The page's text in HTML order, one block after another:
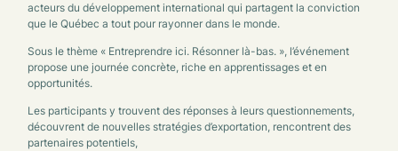
acteurs du développement international qui partagent la conviction
que le Québec a tout pour rayonner dans le monde.
Sous le thème « Entreprendre ici. Résonner là-bas. », l’événement
propose une journée concrète, riche en apprentissages et en
opportunités.
Les participants y trouvent des réponses à leurs questionnements,
découvrent de nouvelles stratégies d’exportation, rencontrent des
partenaires potentiels,